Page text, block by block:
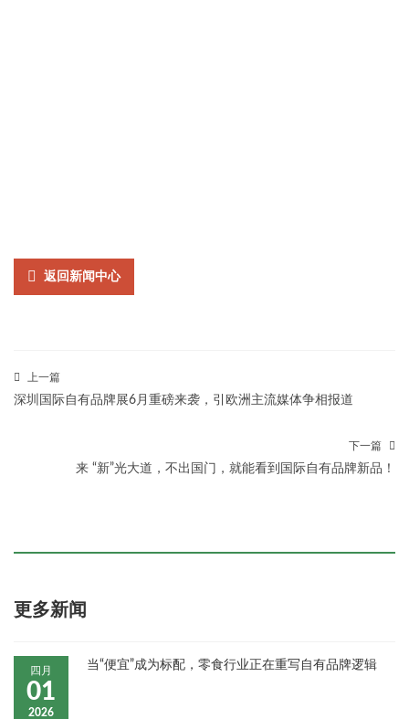
返回新闻中心
上一篇
深圳国际自有品牌展6月重磅来袭，引欧洲主流媒体争相报道
下一篇
来 “新”光大道，不出国门，就能看到国际自有品牌新品！
更多新闻
四月
01
2026
当“便宜”成为标配，零食行业正在重写自有品牌逻辑